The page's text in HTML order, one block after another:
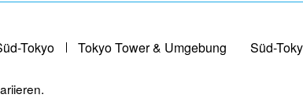
Tokyo Tokyo Tower & Umgebung Süd-